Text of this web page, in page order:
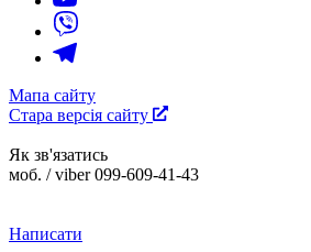
Мапа сайту
Стара версія сайту
Як зв'язатись
моб. / viber 099-609-41-43
Написати